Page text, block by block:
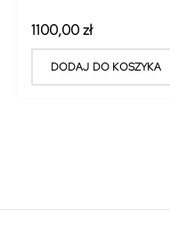
1100,00zł
DODAJ DO KOSZYKA